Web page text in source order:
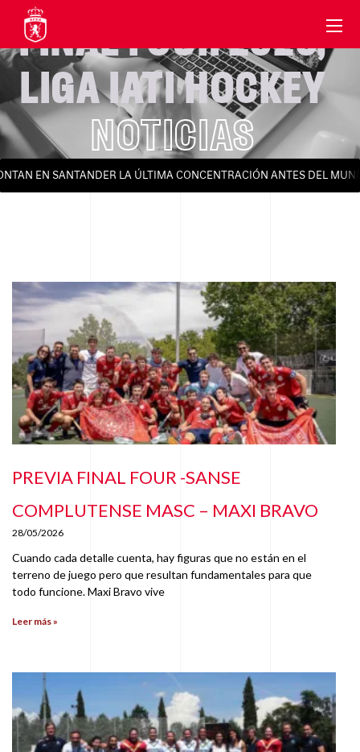
FINAL FOUR 2026,
LIGA IATI HOCKEY
NOTICIAS
EN SANTANDER LA ÚLTIMA CONCENTRACIÓN ANTES DEL
PREVIA FINAL FOUR -SANSE
COMPLUTENSE MASC – MAXI BRAVO
28/05/2026
Cuando cada detalle cuenta, hay figuras que no están en el
terreno de juego pero que resultan fundamentales para que
todo funcione. Maxi Bravo vive
Leer más »